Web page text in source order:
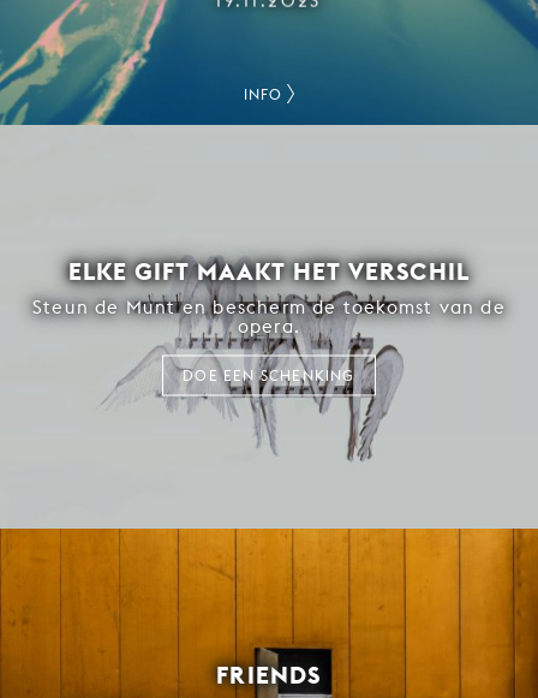
INFO
ELKE GIFT MAAKT HET VERSCHIL
Steun de Munt en bescherm de toekomst van de
opera.
DOE EEN SCHENKING
FRIENDS